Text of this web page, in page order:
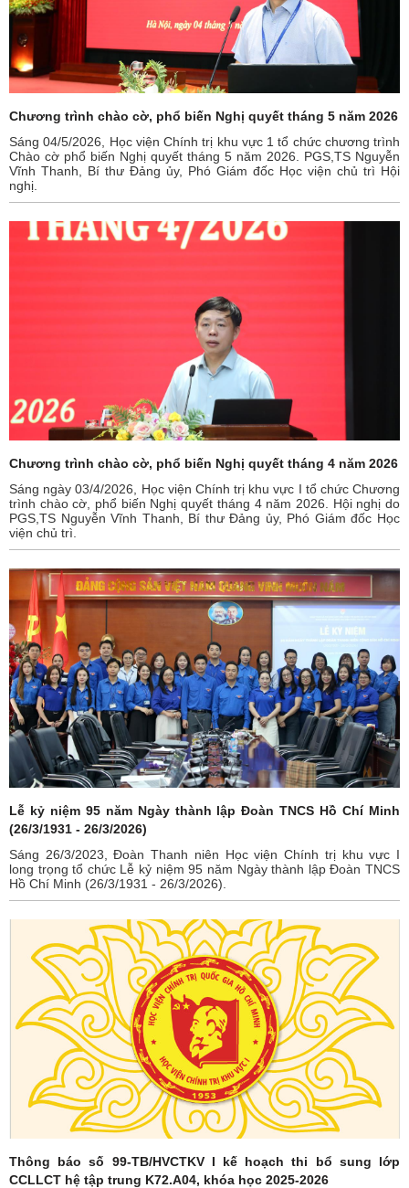
Chương trình chào cờ, phổ biến Nghị quyết tháng 5 năm 2026
Sáng 04/5/2026, Học viện Chính trị khu vực 1 tổ chức chương trình
Chào cờ phổ biến Nghị quyết tháng 5 năm 2026. PGS,TS Nguyễn
Vĩnh Thanh, Bí thư Đảng ủy, Phó Giám đốc Học viện chủ trì Hội
nghị.
Chương trình chào cờ, phổ biến Nghị quyết tháng 4 năm 2026
Sáng ngày 03/4/2026, Học viện Chính trị khu vực I tổ chức Chương
trình chào cờ, phổ biến Nghị quyết tháng 4 năm 2026. Hội nghị do
PGS,TS Nguyễn Vĩnh Thanh, Bí thư Đảng ủy, Phó Giám đốc Học
viện chủ trì.
Lễ kỷ niệm 95 năm Ngày thành lập Đoàn TNCS Hồ Chí Minh
(26/3/1931 - 26/3/2026)
Sáng 26/3/2023, Đoàn Thanh niên Học viện Chính trị khu vực I
long trọng tổ chức Lễ kỷ niệm 95 năm Ngày thành lập Đoàn TNCS
Hồ Chí Minh (26/3/1931 - 26/3/2026).
Thông báo số 99-TB/HVCTKV I kế hoạch thi bổ sung lớp
CCLLCT hệ tập trung K72.A04, khóa học 2025-2026